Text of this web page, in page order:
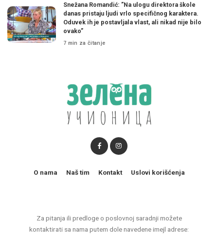
Snežana Romandić: ”Na ulogu direktora škole
danas pristaju ljudi vrlo specifičnog karaktera.
Oduvek ih je postavljala vlast, ali nikad nije bilo
ovako”
7 min za čitanje
Za pitanja ili predloge o poslovnoj saradnji možete
kontaktirati sa nama putem dole navedene imejl adrese:
O nama Naš tim Kontakt Uslovi korišćenja